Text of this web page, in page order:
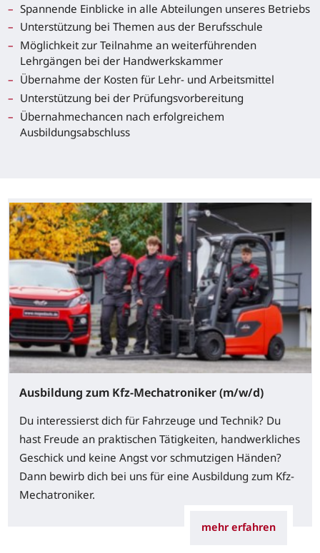
Spannende Einblicke in alle Abteilungen unseres Betriebs
Unterstützung bei Themen aus der Berufsschule
Möglichkeit zur Teilnahme an weiterführenden
Lehrgängen bei der Handwerkskammer
Übernahme der Kosten für Lehr- und Arbeitsmittel
Unterstützung bei der Prüfungsvorbereitung
Übernahmechancen nach erfolgreichem
Ausbildungsabschluss
Ausbildung zum Kfz-Mechatroniker (m/w/d)
Du interessierst dich für Fahrzeuge und Technik? Du
hast Freude an praktischen Tätigkeiten, handwerkliches
Geschick und keine Angst vor schmutzigen Händen?
Dann bewirb dich bei uns für eine Ausbildung zum Kfz-
Mechatroniker.
mehr erfahren